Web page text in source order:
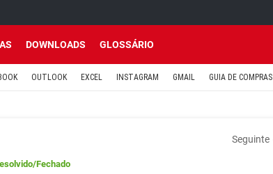
DOWNLOADS GLOSSÁRIO
OUTLOOK EXCEL INSTAGRAM GMAIL GUIA DE COMPRAS
Seguinte
/Fechado